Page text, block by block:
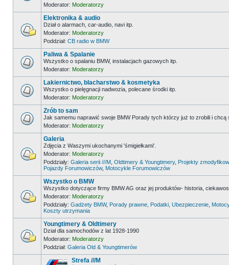
Moderator: Moderatorzy
Elektronika & audio
Dział o alarmach, car-audio, navi itp.
Moderator: Moderatorzy
Poddział: CB radio w BMW
Paliwa & Spalanie
Wszystko o spalaniu BMW, instalacjach gazowych itp.
Moderator: Moderatorzy
Lakiernictwo, blacharstwo & kosmetyka
Wszystko o pielęgnacji nadwozia, polecane środki itp.
Moderator: Moderatorzy
Zrób to sam
Jak samemu naprawić swoje BMW Porady tych którzy już to zrobili i
Moderator: Moderatorzy
Galeria
Zdjęcia z Waszymi ukochanymi 'śmigiełkami'.
Moderator: Moderatorzy
Poddziały: Galeria serii ///M Oldtimery & Youngtimery, Projekty
Pojazdy Forumowiczów, Motocykle Forumowiczów
Wszystko o BMW
Wszystko dotyczące firmy BMW AG oraz jej produktów- historia,
Moderator: Moderatorzy
Poddziały: Gadżety BMW, Porady prawne, Podatki, Ubezpieczenie
Koszty utrzymania
Youngtimery & Oldtimery
Dział dla samochodów z lat 1928-1990
Moderator: Moderatorzy
Poddział: Galeria Old & Youngtimerów
Strefa ///M